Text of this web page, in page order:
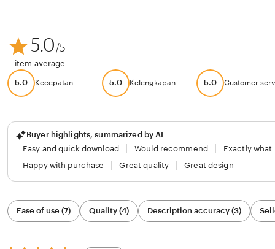
5.0/5
item average
5.0 Kecepatan 5.0 Kelengkapan 5.0 Customer
Buyer highlights, summarized by AI
Easy and quick download
Would recommend
Exactly what
Happy with purchase
Great quality Great design
Filter
by
category
Ease of use (7) Quality (4) Description accuracy (3)